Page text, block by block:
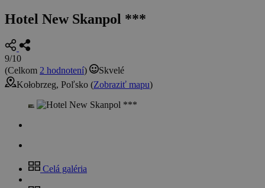
Hotel New Skanpol ***
9/10
(Celkom 2 hodnotení)
Skvelé
Kołobrzeg, Poľsko (Zobraziť mapu)
Celá galéria